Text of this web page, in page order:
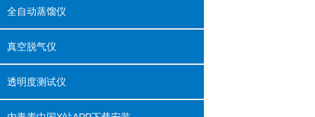
全自动蒸馏仪
真空脱气仪
透明度测试仪